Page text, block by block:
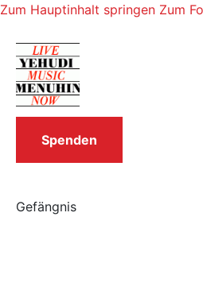
Zum Hauptinhalt springen Zum
Spenden
Gefängnis